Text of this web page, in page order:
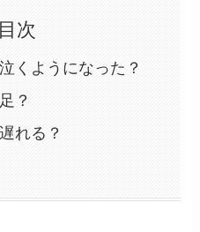
目次
くようになった？
？
れる？